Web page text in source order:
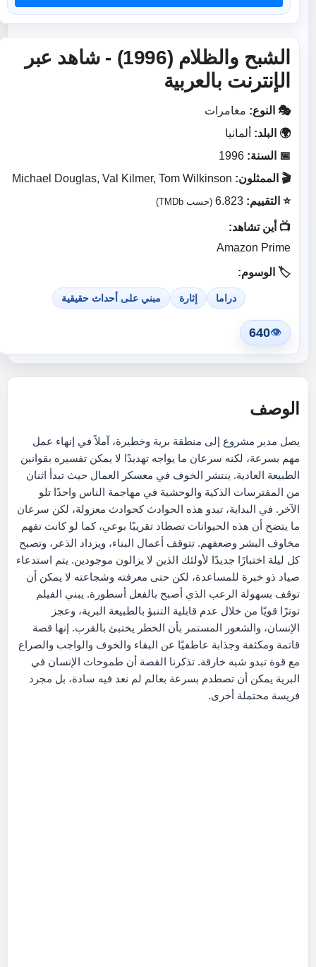
الشبح والظلام (1996) - شاهد عبر
الإنترنت بالعربية
🎭 النوع:مغامرات
🌍 البلد:ألمانيا
📅 السنة:1996
🎬 الممثلون:Michael Douglas, Val Kilmer, Tom Wilkinson
⭐ التقييم:6.823 (حسب TMDb)
📺 أين تشاهد:
Amazon Prime
🏷️ الوسوم:
دراما إثارة مبني على أحداث حقيقية
👁
640
الوصف
يصل مدير مشروع إلى منطقة برية وخطيرة، آملاً في إنهاء عمل
مهم بسرعة، لكنه سرعان ما يواجه تهديدًا لا يمكن تفسيره بقوانين
الطبيعة العادية. ينتشر الخوف في معسكر العمال حيث تبدأ اثنان
من المفترسات الذكية والوحشية في مهاجمة الناس واحدًا تلو
الآخر. في البداية، تبدو هذه الحوادث كحوادث معزولة، لكن سرعان
ما يتضح أن هذه الحيوانات تصطاد تقريبًا بوعي، كما لو كانت تفهم
مخاوف البشر وضعفهم. تتوقف أعمال البناء، ويزداد الذعر، وتصبح
كل ليلة اختبارًا جديدًا لأولئك الذين لا يزالون موجودين. يتم استدعاء
صياد ذو خبرة للمساعدة، لكن حتى معرفته وشجاعته لا يمكن أن
توقف بسهولة الرعب الذي أصبح بالفعل أسطورة. يبني الفيلم
توترًا قويًا من خلال عدم قابلية التنبؤ بالطبيعة البرية، وعجز
الإنسان، والشعور المستمر بأن الخطر يختبئ بالقرب. إنها قصة
قاتمة ومكثفة وجذابة عاطفيًا عن البقاء والخوف والواجب والصراع
مع قوة تبدو شبه خارقة. تذكرنا القصة أن طموحات الإنسان في
البرية يمكن أن تصطدم بسرعة بعالم لم نعد فيه سادة، بل مجرد
فريسة محتملة أخرى.